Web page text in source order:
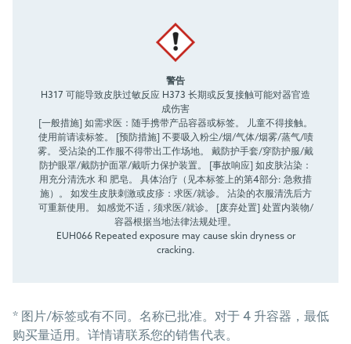
警告
H317 可能导致皮肤过敏反应 H373 长期或反复接触可能对器官造
成伤害
[一般措施] 如需求医：随手携带产品容器或标签。 儿童不得接触。
使用前请读标签。 [预防措施] 不要吸入粉尘/烟/气体/烟雾/蒸气/啧
雾。 受沾染的工作服不得带出工作场地。 戴防护手套/穿防护服/戴
防护眼罩/戴防护面罩/戴听力保护装置。 [事故响应] 如皮肤沾染：
用充分清洗水 和 肥皂。 具体治疗（见本标签上的第4部分: 急救措
施）。 如发生皮肤刺激或皮疹：求医/就诊。 沾染的衣服清洗后方
可重新使用。 如感觉不适，须求医/就诊。 [废弃处置] 处置内装物/
容器根据当地法律法规处理。
EUH066 Repeated exposure may cause skin dryness or
cracking.
* 图片/标签或有不同。名称已批准。对于 4 升容器，最低
购买量适用。详情请联系您的销售代表。